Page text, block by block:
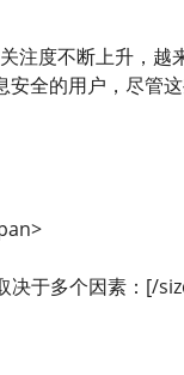
注度不断上升，越
全的用户，尽管
决于多个因素：[/